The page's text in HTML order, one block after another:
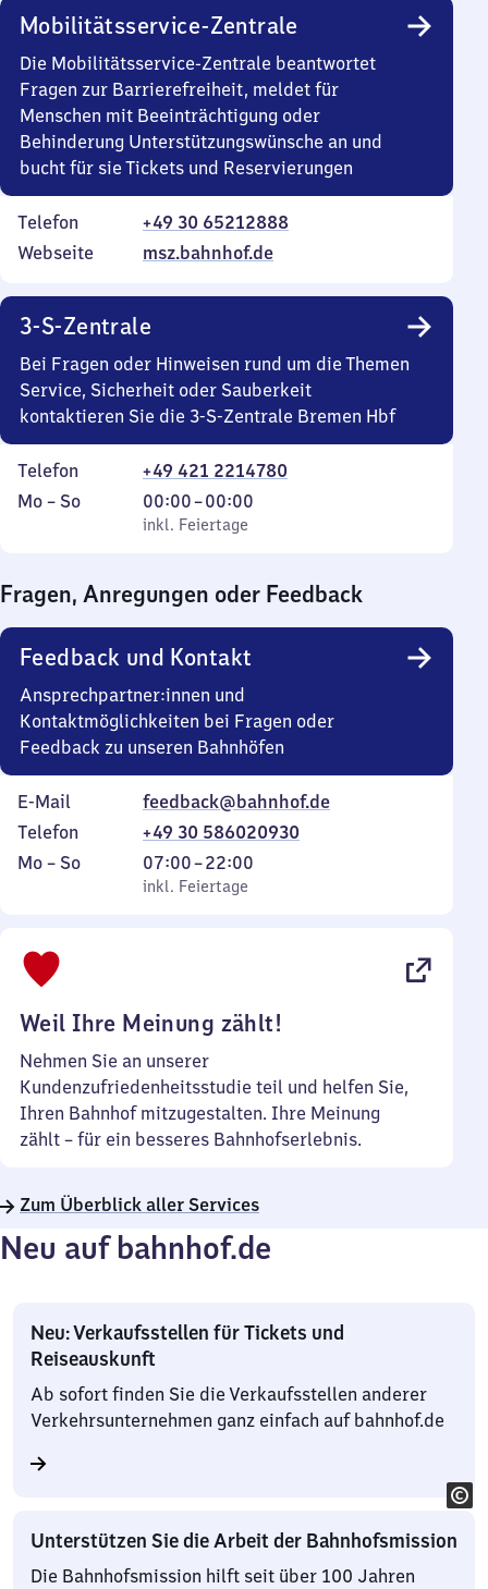
Mobilitätsservice-Zentrale
Die Mobilitätsservice-Zentrale beantwortet
Fragen zur Barrierefreiheit, meldet für
Menschen mit Beeinträchtigung oder
Behinderung Unterstützungswünsche an und
bucht für sie Tickets und Reservierungen
Telefon
+49 30 65212888
Webseite
msz.bahnhof.de
3-S-Zentrale
Bei Fragen oder Hinweisen rund um die Themen
Service, Sicherheit oder Sauberkeit
kontaktieren Sie die 3-S-Zentrale Bremen Hbf
Telefon
+49 421 2214780
Montag
Mo – So,
inkl. Feiertage
00:00–00:00
Von
0
0
Uhr
inkl. Feiertage
Fragen, Anregungen oder Feedback
Feedback und Kontakt
Ansprechpartner:innen und
Kontaktmöglichkeiten bei Fragen oder
Feedback zu unseren Bahnhöfen
E-Mail
feedback@bahnhof.de
Telefon
+49 30 586020930
Montag
Mo – So,
inkl. Feiertage
07:00–22:00
Von
7
inkl. Feiertage
Weil Ihre Meinung zählt!
Nehmen Sie an unserer
Kundenzufriedenheitsstudie teil und helfen Sie,
Ihren Bahnhof mitzugestalten. Ihre Meinung
zählt – für ein besseres Bahnhofserlebnis.
Zum Überblick aller Services
Neu auf bahnhof.de
Neu: Verkaufsstellen für Tickets und
Reiseauskunft
Ab sofort finden Sie die Verkaufsstellen anderer
Verkehrsunternehmen ganz einfach auf bahnhof.de
Unterstützen Sie die Arbeit der Bahnhofsmission
Die Bahnhofsmission hilft seit über 100 Jahren